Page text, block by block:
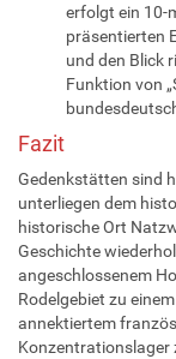
erfolgt ein 10-
präsentierten
und den Blick
Funktion von
Fazit
Gedenkstätten sind
unterliegen dem
historische Ort
Geschichte
angeschlossenem
Rodelgebiet zu
annektiertem
Konzentrationslager